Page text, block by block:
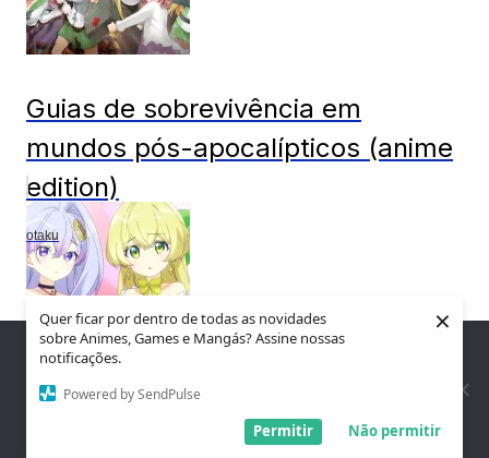
Quer ficar por dentro de todas as novidades
sobre Animes, Games e Mangás? Assine nossas
notificações.
Powered by SendPulse
Não permitir
Permitir
×
Guias de sobrevivência em
mundos pós-apocalípticos (anime
edition)
otaku
Todas esposas de Cain Tensei
Nós utilizamos cookies para garantir que você tenha a melhor
experiência em nosso site. Se você continua a usar este site,
assumimos que você está satisfeito.
Entendi!